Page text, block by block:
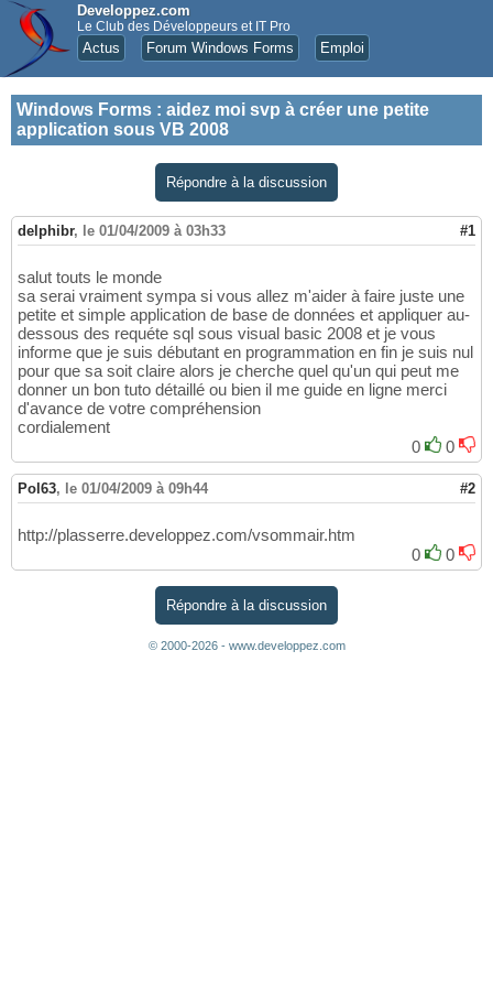
Developpez.com
Le Club des Développeurs et IT Pro
Actus Forum Windows Forms Emploi
Windows Forms : aidez moi svp à créer une petite
application sous VB 2008
Répondre à la discussion
delphibr, le 01/04/2009 à 03h33 #1
salut touts le monde
sa serai vraiment sympa si vous allez m'aider à faire juste une
petite et simple application de base de données et appliquer au-
dessous des requéte sql sous visual basic 2008 et je vous
informe que je suis débutant en programmation en fin je suis nul
pour que sa soit claire alors je cherche quel qu'un qui peut me
donner un bon tuto détaillé ou bien il me guide en ligne merci
d'avance de votre compréhension
cordialement
0
0
Pol63, le 01/04/2009 à 09h44 #2
http://plasserre.developpez.com/vsommair.htm
0
0
Répondre à la discussion
© 2000-2026 - www.developpez.com